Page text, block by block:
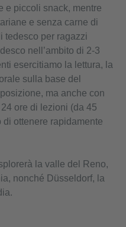
e piccoli snack, mentre
e senza carne di
tedesco per ragazzi
nell’ambito di 2-3
esercitiamo la lettura, la
sulla base del
ma anche con
ore di lezioni (da 45
ottenere rapidamente
la valle del Reno,
nonché Düsseldorf, la